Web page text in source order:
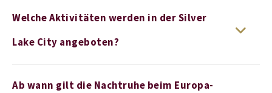
Welche Aktivitäten werden in der Silver
Lake City angeboten?
Ab wann gilt die Nachtruhe beim Europa-